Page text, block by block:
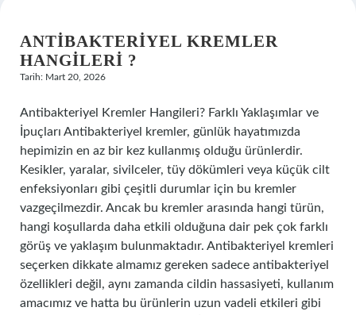
ANTIBAKTERIYEL KREMLER
HANGILERI ?
Tarih: Mart 20, 2026
Antibakteriyel Kremler Hangileri? Farklı Yaklaşımlar ve
İpuçları Antibakteriyel kremler, günlük hayatımızda
hepimizin en az bir kez kullanmış olduğu ürünlerdir.
Kesikler, yaralar, sivilceler, tüy dökümleri veya küçük cilt
enfeksiyonları gibi çeşitli durumlar için bu kremler
vazgeçilmezdir. Ancak bu kremler arasında hangi türün,
hangi koşullarda daha etkili olduğuna dair pek çok farklı
görüş ve yaklaşım bulunmaktadır. Antibakteriyel kremleri
seçerken dikkate almamız gereken sadece antibakteriyel
özellikleri değil, aynı zamanda cildin hassasiyeti, kullanım
amacımız ve hatta bu ürünlerin uzun vadeli etkileri gibi